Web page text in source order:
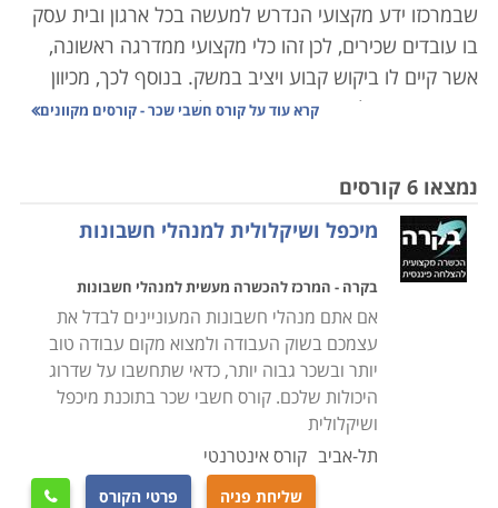
שבמרכזו ידע מקצועי הנדרש למעשה בכל ארגון ובית עסק
בו עובדים שכירים, לכן זהו כלי מקצועי ממדרגה ראשונה,
אשר קיים לו ביקוש קבוע ויציב במשק. בנוסף לכך, מכיוון
שבתי עסק מכל הסוגים נמצאים בכל מקום, זהו מקצוע
לימודי קורס חשבי שכר מעניקים תעודה מקצועית של משרד
הכלכלה בכפוף למעבר מוצלח של בחינת מקצוע. תכנית
הלימודים נקבעת ומותאמת לדרישות משרד התמ"ת אשר
מעניק את הסיווג המקצועי, ובהתאם לכך מובנים השיעורים
בקורס. הלימודים נותנים פתח לעולם החשבונות הפיננסית
בהיבט עמוק ורחב, תוך הבנת התהליכים החיצוניים
בכלכלה, המקנים בקיאות בניהול החשבונאי של הארגון או
בית העסק. לעתים נלמד תחום זה במשותף עם מסלולים
רחבים יותר במסגרת קורס הנהלת חשבונות או לימודי
קרא עוד עלקורס חשבי שכר - קורסים מקוונים
נמצאו 6 קורסים
מיכפל ושיקלולית למנהלי חשבונות
בקרה - המרכז להכשרה מעשית למנהלי חשבונות
אם אתם מנהלי חשבונות המעוניינים לבדל את
עצמכם בשוק העבודה ולמצוא מקום עבודה טוב
יותר ובשכר גבוה יותר, כדאי שתחשבו על שדרוג
היכולות שלכם. קורס חשבי שכר בתוכנת מיכפל
ושיקלולית
תל-אביב קורס אינטרנטי
שליחת פניה פרטי הקורס 